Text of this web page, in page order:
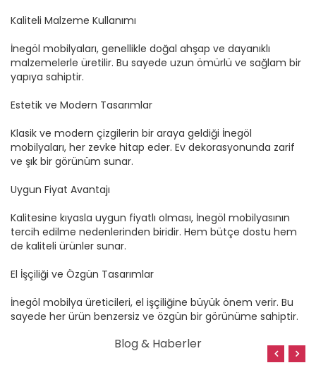
Kaliteli Malzeme Kullanımı
İnegöl mobilyaları, genellikle doğal ahşap ve dayanıklı
malzemelerle üretilir. Bu sayede uzun ömürlü ve sağlam bir
yapıya sahiptir.
Estetik ve Modern Tasarımlar
Klasik ve modern çizgilerin bir araya geldiği İnegöl
mobilyaları, her zevke hitap eder. Ev dekorasyonunda zarif
ve şık bir görünüm sunar.
Uygun Fiyat Avantajı
Kalitesine kıyasla uygun fiyatlı olması, İnegöl mobilyasının
tercih edilme nedenlerinden biridir. Hem bütçe dostu hem
de kaliteli ürünler sunar.
El İşçiliği ve Özgün Tasarımlar
İnegöl mobilya üreticileri, el işçiliğine büyük önem verir. Bu
sayede her ürün benzersiz ve özgün bir görünüme sahiptir.
Blog & Haberler